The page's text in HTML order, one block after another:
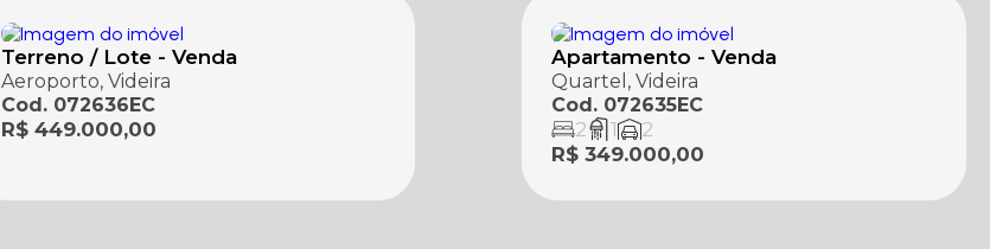
Terreno / Lote - Venda
Aeroporto, Videira
Cod. 072636EC
R$ 449.000,00
Apartamento - Venda
Quartel, Videira
Cod. 072635EC
2 1
2
R$ 349.000,00